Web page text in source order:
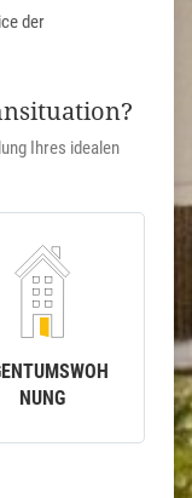
der
Ihres idealen
NUNG